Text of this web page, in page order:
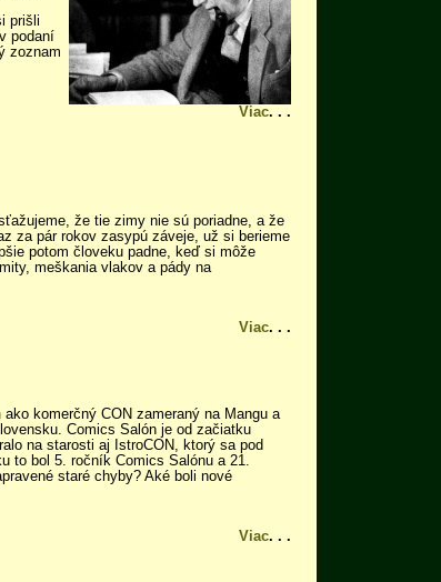
prišli
podaní
zoznam
. . .
Viac
že tie zimy nie sú poriadne, a že
za pár rokov zasypú záveje, už si berieme
potom človeku padne, keď si môže
meškania vlakov a pády na
. . .
Viac
ako komerčný CON zameraný na Mangu a
Comics Salón je od začiatku
na starosti aj IstroCON, ktorý sa pod
to bol 5. ročník Comics Salónu a 21.
staré chyby? Aké boli nové
. . .
Viac